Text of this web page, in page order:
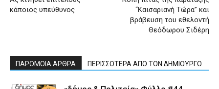
κάποιος υπεύθυνος
“Καισαριανή Τώρα” και
βράβευση του εθελοντή
Θεόδωρου Σιδέρη
ΠΑΡΟΜΟΙΑ ΑΡΘΡΑ ΠΕΡΙΣΣΟΤΕΡΑ ΑΠΟ ΤΟΝ ΔΗΜΙΟΥΡΓΟ